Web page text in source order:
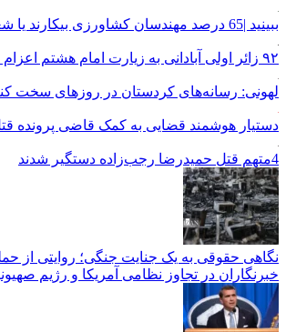
ببینید |65 درصد مهندسان کشاورزی بیکارند یا شغل تخصصی ندارند
۹۲ زائر اولی آبادانی به زیارت امام هشتم اعزام شدند
لهونی: رسانه‌های کردستان در روزهای سخت
دستیار هوشمند قضایی به کمک قاضی پرونده
4متهم قتل حمیدرضا رجب‌زاده دستگیر شدند
نگاهی حقوقی به یک جنایت جنگی؛ روایتی از
خبرنگاران در تجاوز نظامی آمریکا و رژیم